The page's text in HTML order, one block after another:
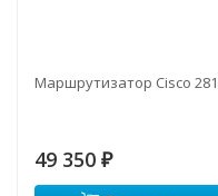
Маршрутизатор Cisco
49 350 ₽